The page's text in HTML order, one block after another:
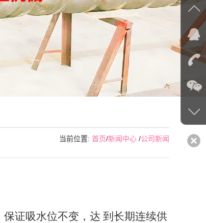
当前位置: 首页/新闻中心 /公司新闻
保证吸水位不变，达 到长期连续供